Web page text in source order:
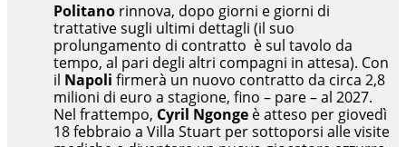
Politano rinnova, dopo giorni e giorni di
trattative sugli ultimi dettagli (il suo
prolungamento di contratto è sul tavolo da
tempo, al pari degli altri compagni in attesa). Con
il Napoli firmerà un nuovo contratto da circa 2,8
milioni di euro a stagione, fino – pare – al 2027.
Nel frattempo, Cyril Ngonge è atteso per giovedì
18 febbraio a Villa Stuart per sottoporsi alle visite